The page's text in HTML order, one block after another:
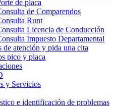
de placa
de Comparendos
Runt
Licencia de Conducción
Impuesto Departamental
de atención y pida una cita
pico y placa
y Servicios
e identificación de problemas